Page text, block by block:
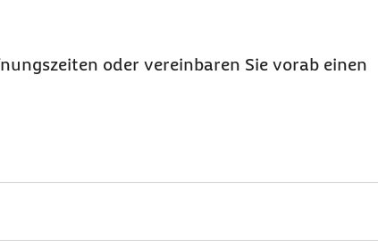
oder vereinbaren Sie vorab einen